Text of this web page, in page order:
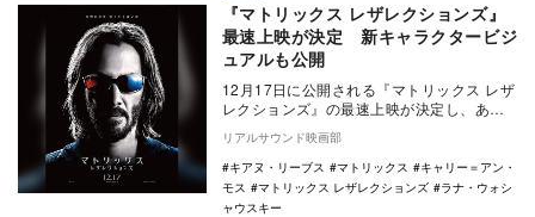
『マトリックス レザレクションズ』
最速上映が決定 新キャラクタービジ
ュアルも公開
12月17日に公開される『マトリックス レザ
レクションズ』の最速上映が決定し、あわ
せて新キャラクターヴィジュアルが公開さ
れた。 …
リアルサウンド映画部
キアヌ・リーブス
マトリックス
キャリー＝アン・
モス
マトリックス レザレクションズ
ラナ・ウォシ
ャウスキー